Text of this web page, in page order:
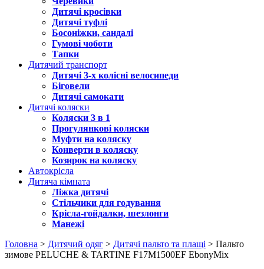
Дитячі кросівки
Дитячі туфлі
Босоніжки, сандалі
Гумові чоботи
Тапки
Дитячий транспорт
Дитячі 3-х колісні велосипеди
Біговели
Дитячі самокати
Дитячі коляски
Коляски 3 в 1
Прогулянкові коляски
Муфти на коляску
Конверти в коляску
Козирок на коляску
Автокрісла
Дитяча кімната
Ліжка дитячі
Стільчики для годування
Крісла-гойдалки, шезлонги
Манежі
Головна > Дитячий одяг > Дитячі пальто та плащі > Пальто
зимове PELUCHE & TARTINE F17M1500EF EbonyMix